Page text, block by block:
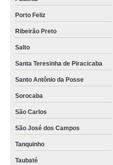
Porto Feliz
Ribeirão Preto
Salto
Santa Teresinha de Piracicaba
Santo Antônio da Posse
Sorocaba
São Carlos
São José dos Campos
Tanquinho
Taubaté